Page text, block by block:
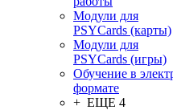
Модули для
PSYCards (карты)
Модули для
PSYCards (игры)
Обучение в
формате
+ ЕЩЕ 4